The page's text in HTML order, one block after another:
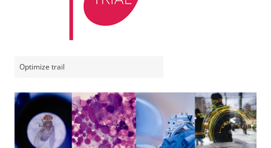
Optimize trail